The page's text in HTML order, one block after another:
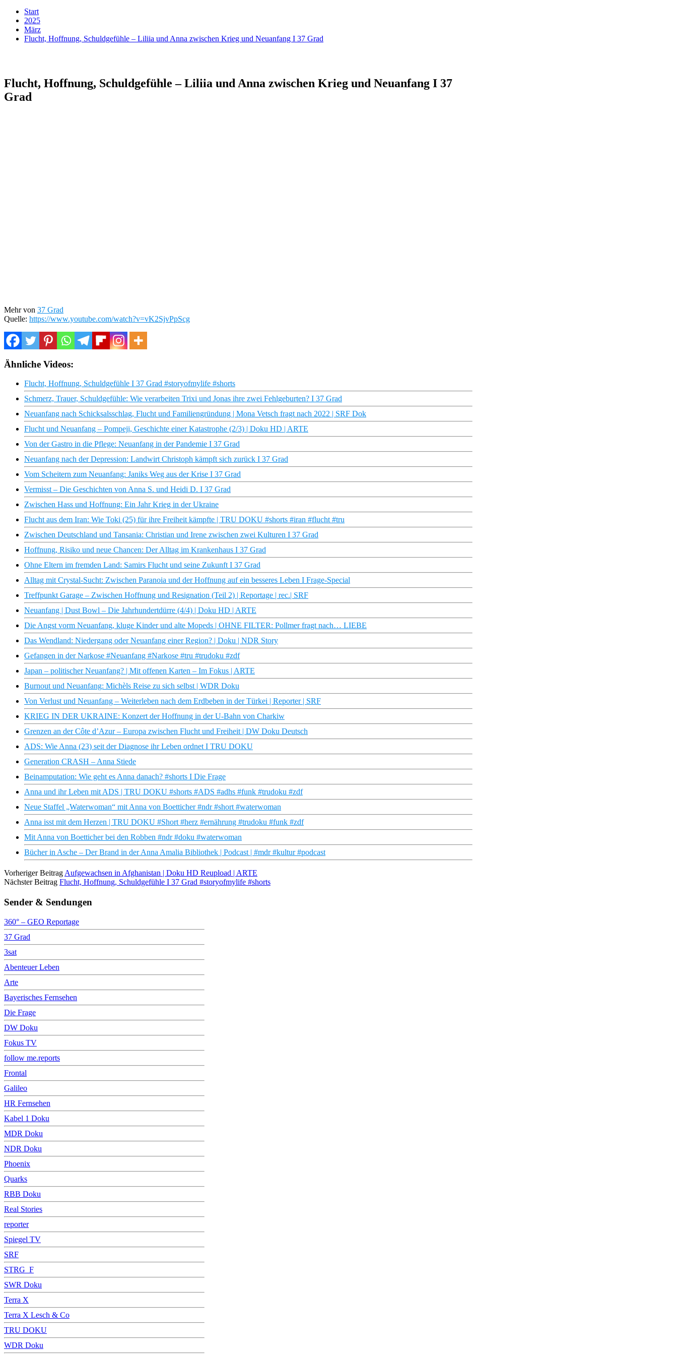
Start
2025
März
Flucht, Hoffnung, Schuldgefühle – Liliia und Anna zwischen Krieg und Neuanfang I 37 Grad
Flucht, Hoffnung, Schuldgefühle – Liliia und Anna zwischen Krieg und Neuanfang I 37
Grad
Mehr von 37 Grad
Quelle: https://www.youtube.com/watch?v=vK2SjvPpScg
Ähnliche Videos:
Flucht, Hoffnung, Schuldgefühle I 37 Grad #storyofmylife #shorts
Schmerz, Trauer, Schuldgefühle: Wie verarbeiten Trixi und Jonas ihre zwei Fehlgeburten? I 37 Grad
Neuanfang nach Schicksalsschlag, Flucht und Familiengründung | Mona Vetsch fragt nach 2022 | SRF Dok
Flucht und Neuanfang – Pompeji, Geschichte einer Katastrophe (2/3) | Doku HD | ARTE
Von der Gastro in die Pflege: Neuanfang in der Pandemie I 37 Grad
Neuanfang nach der Depression: Landwirt Christoph kämpft sich zurück I 37 Grad
Vom Scheitern zum Neuanfang: Janiks Weg aus der Krise I 37 Grad
Vermisst – Die Geschichten von Anna S. und Heidi D. I 37 Grad
Zwischen Hass und Hoffnung: Ein Jahr Krieg in der Ukraine
Flucht aus dem Iran: Wie Toki (25) für ihre Freiheit kämpfte | TRU DOKU #shorts #iran #flucht #tru
Zwischen Deutschland und Tansania: Christian und Irene zwischen zwei Kulturen I 37 Grad
Hoffnung, Risiko und neue Chancen: Der Alltag im Krankenhaus I 37 Grad
Ohne Eltern im fremden Land: Samirs Flucht und seine Zukunft I 37 Grad
Alltag mit Crystal-Sucht: Zwischen Paranoia und der Hoffnung auf ein besseres Leben I Frage-Special
Treffpunkt Garage – Zwischen Hoffnung und Resignation (Teil 2) | Reportage | rec.| SRF
Neuanfang | Dust Bowl – Die Jahrhundertdürre (4/4) | Doku HD | ARTE
Die Angst vorm Neuanfang, kluge Kinder und alte Mopeds | OHNE FILTER: Pollmer fragt nach… LIEBE
Das Wendland: Niedergang oder Neuanfang einer Region? | Doku | NDR Story
Gefangen in der Narkose #Neuanfang #Narkose #tru #trudoku #zdf
Japan – politischer Neuanfang? | Mit offenen Karten – Im Fokus | ARTE
Burnout und Neuanfang: Michèls Reise zu sich selbst | WDR Doku
Von Verlust und Neuanfang – Weiterleben nach dem Erdbeben in der Türkei | Reporter | SRF
KRIEG IN DER UKRAINE: Konzert der Hoffnung in der U-Bahn von Charkiw
Grenzen an der Côte d’Azur – Europa zwischen Flucht und Freiheit | DW Doku Deutsch
ADS: Wie Anna (23) seit der Diagnose ihr Leben ordnet I TRU DOKU
Generation CRASH – Anna Stiede
Beinamputation: Wie geht es Anna danach? #shorts I Die Frage
Anna und ihr Leben mit ADS | TRU DOKU #shorts #ADS #adhs #funk #trudoku #zdf
Neue Staffel „Waterwoman“ mit Anna von Boetticher #ndr #short #waterwoman
Anna isst mit dem Herzen | TRU DOKU #Short #herz #ernährung #trudoku #funk #zdf
Mit Anna von Boetticher bei den Robben #ndr #doku #waterwoman
Bücher in Asche – Der Brand in der Anna Amalia Bibliothek | Podcast | #mdr #kultur #podcast
Vorheriger Beitrag Aufgewachsen in Afghanistan | Doku HD Reupload | ARTE
Nächster Beitrag Flucht, Hoffnung, Schuldgefühle I 37 Grad #storyofmylife #shorts
Sender & Sendungen
360° – GEO Reportage
37 Grad
3sat
Abenteuer Leben
Arte
Bayerisches Fernsehen
Die Frage
DW Doku
Fokus TV
follow me.reports
Frontal
Galileo
HR Fernsehen
Kabel 1 Doku
MDR Doku
NDR Doku
Phoenix
Quarks
RBB Doku
Real Stories
reporter
Spiegel TV
SRF
STRG_F
SWR Doku
Terra X
Terra X Lesch & Co
TRU DOKU
WDR Doku